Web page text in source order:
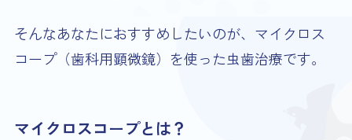
そんなあなたにおすすめしたいのが、マイクロス
コープ（歯科用顕微鏡）を使った虫歯治療です。
マイクロスコープとは？